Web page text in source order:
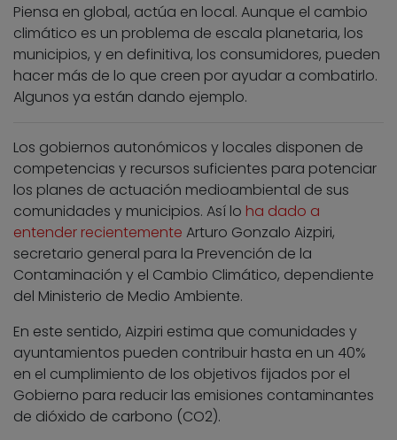
Piensa en global, actúa en local. Aunque el cambio
climático es un problema de escala planetaria, los
municipios, y en definitiva, los consumidores, pueden
hacer más de lo que creen por ayudar a combatirlo.
Algunos ya están dando ejemplo.
Los gobiernos autonómicos y locales disponen de
competencias y recursos suficientes para potenciar
los planes de actuación medioambiental de sus
comunidades y municipios. Así lo ha dado a
entender recientemente Arturo Gonzalo Aizpiri,
secretario general para la Prevención de la
Contaminación y el Cambio Climático, dependiente
del Ministerio de Medio Ambiente.
En este sentido, Aizpiri estima que comunidades y
ayuntamientos pueden contribuir hasta en un 40%
en el cumplimiento de los objetivos fijados por el
Gobierno para reducir las emisiones contaminantes
de dióxido de carbono (CO2).